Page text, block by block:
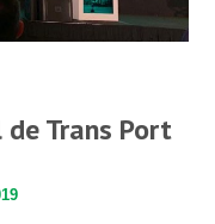
Trans Port